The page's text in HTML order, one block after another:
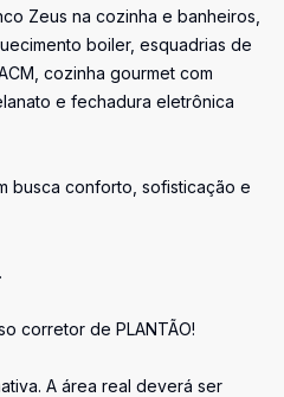
Zeus na cozinha e banheiros,
boiler, esquadrias de
cozinha gourmet com
e fechadura eletrônica
busca conforto, sofisticação e
corretor de PLANTÃO!
A área real deverá ser